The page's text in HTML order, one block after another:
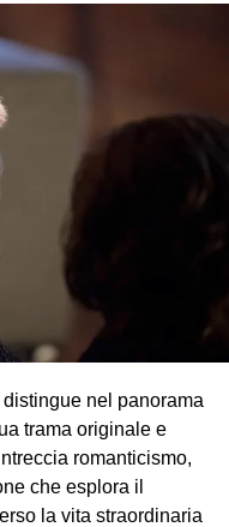
nel panorama
trama originale e
romanticismo,
che esplora il
la vita straordinaria